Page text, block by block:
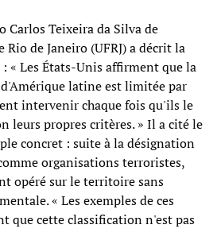
Carlos Teixeira da Silva de
de Janeiro (UFRJ) a décrit la
« Les États-Unis affirment que la
latine est limitée par
intervenir chaque fois qu'ils le
leurs propres critères. » Il a cité le
concret : suite à la désignation
organisations terroristes,
opéré sur le territoire sans
« Les exemples de ces
que cette classification n'est pas